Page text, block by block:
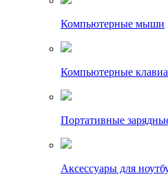
Компьютерные мыши
Компьютерные
Портативные
Аксессуары для